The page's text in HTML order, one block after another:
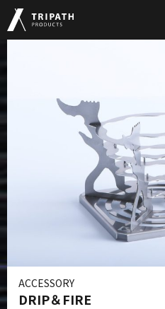
PRODUCTS
PARTS CATALOG
ABOUT
ACCESSORY
DRIP＆FIRE